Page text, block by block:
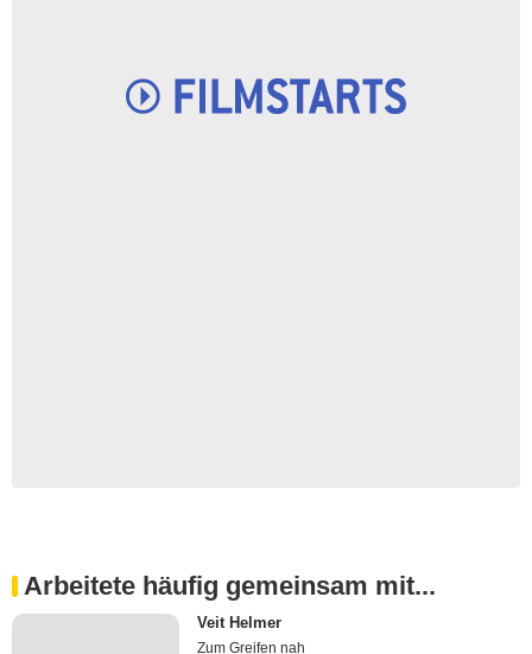
Arbeitete häufig gemeinsam mit...
Veit Helmer
Zum Greifen nah